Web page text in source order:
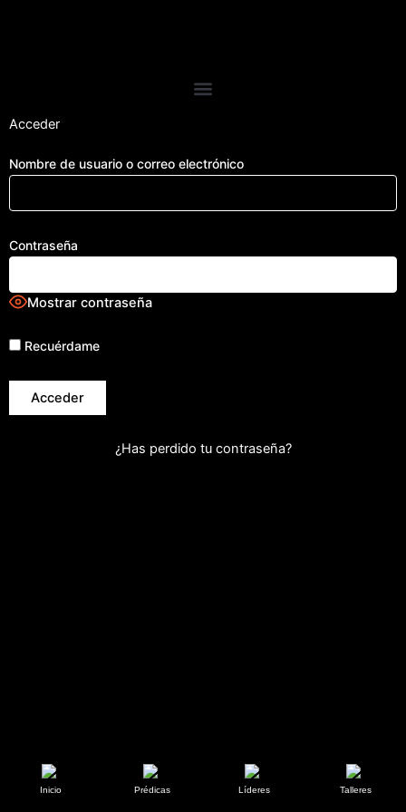
Acceder
Nombre de usuario o correo electrónico
Contraseña
Mostrar contraseña
Recuérdame
¿Has perdido tu contraseña?
Inicio Prédicas Líderes Talleres